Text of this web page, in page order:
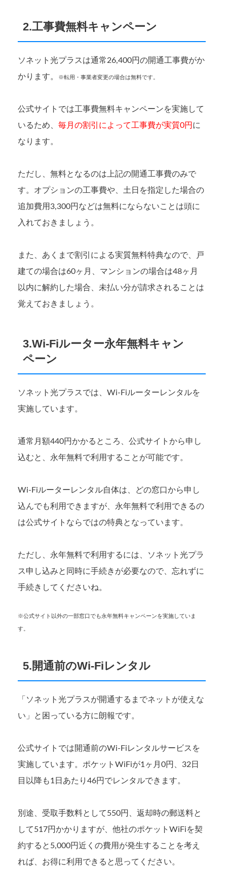
2.工事費無料キャンペーン
ソネット光プラスは通常26,400円の開通工事費がか
かります。
※転用・事業者変更の場合は無料です。
公式サイトでは工事費無料キャンペーンを実施して
いるため、 毎月の割引によって工事費が実質0円 に
なります。
ただし、無料となるのは上記の開通工事費のみで
す。オプションの工事費や、土日を指定した場合の
追加費用3,300円などは無料にならないことは頭に
入れておきましょう。
また、あくまで割引による実質無料特典なので、戸
建ての場合は60ヶ月、マンションの場合は48ヶ月
以内に解約した場合、未払い分が請求されることは
覚えておきましょう。
3.Wi-Fiルーター永年無料キャン
ペーン
ソネット光プラスでは、Wi-Fiルーターレンタルを
実施しています。
通常月額440円かかるところ、公式サイトから申し
込むと、永年無料で利用することが可能です。
Wi-Fiルーターレンタル自体は、どの窓口から申し
込んでも利用できますが、永年無料で利用できるの
は公式サイトならではの特典となっています。
ただし、永年無料で利用するには、ソネット光プラ
ス申し込みと同時に手続きが必要なので、忘れずに
手続きしてくださいね。
※公式サイト以外の一部窓口でも永年無料キャンペーンを実施していま
す。
5.開通前のWi-Fiレンタル
「ソネット光プラスが開通するまでネットが使えな
い」と困っている方に朗報です。
公式サイトでは開通前のWi-Fiレンタルサービスを
実施しています。ポケットWiFiが1ヶ月0円、32日
目以降も1日あたり46円でレンタルできます。
別途、受取手数料として550円、返却時の郵送料と
して517円かかりますが、他社のポケットWiFiを契
約すると5,000円近くの費用が発生することを考え
れば、お得に利用できると思ってください。